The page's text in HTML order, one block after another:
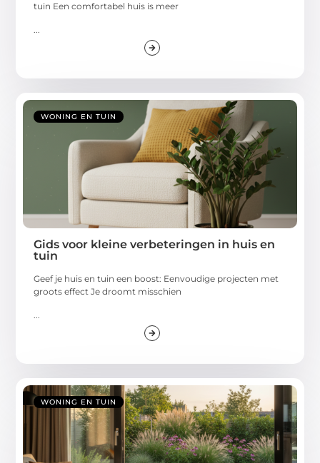
tuin Een comfortabel huis is meer
WONING EN TUIN
Gids voor kleine verbeteringen in huis en
tuin
Geef je huis en tuin een boost: Eenvoudige projecten met
groots effect Je droomt misschien
WONING EN TUIN